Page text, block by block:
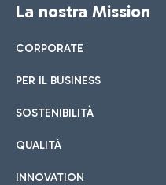
La nostra Mission
CORPORATE
PER IL BUSINESS
SOSTENIBILITÀ
QUALITÀ
INNOVATION